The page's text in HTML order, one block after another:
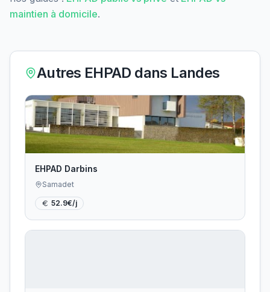
maintien à domicile.
Autres EHPAD dans Landes
EHPAD Darbins
Samadet
52.9€/j